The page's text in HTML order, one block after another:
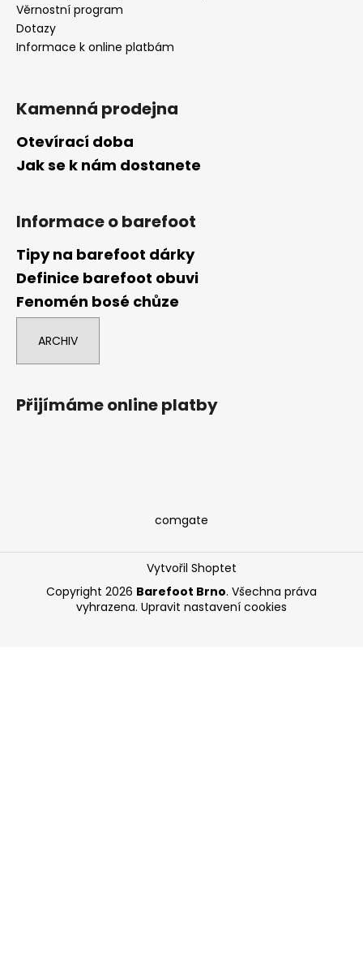
Věrnostní program
Dotazy
Informace k online platbám
Kamenná prodejna
Otevírací doba
Jak se k nám dostanete
Informace o barefoot
Tipy na barefoot dárky
Definice barefoot obuvi
Fenomén bosé chůze
ARCHIV
Přijímáme online platby
comgate
Vytvořil Shoptet
Copyright 2026 Barefoot Brno. Všechna práva
vyhrazena. Upravit nastavení cookies